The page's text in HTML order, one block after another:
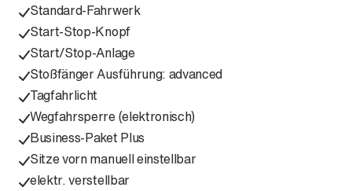
Standard-Fahrwerk
Start-Stop-Knopf
Start/Stop-Anlage
Stoßfänger Ausführung: advanced
Tagfahrlicht
Wegfahrsperre (elektronisch)
Business-Paket Plus
Sitze vorn manuell einstellbar
elektr. verstellbar